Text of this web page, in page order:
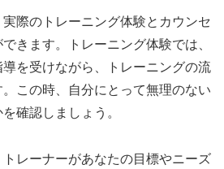
際のトレーニング体験とカウンセ
きます。トレーニング体験では、
を受けながら、トレーニングの流
この時、自分にとって無理のない
確認しましょう。
レーナーがあなたの目標やニーズ